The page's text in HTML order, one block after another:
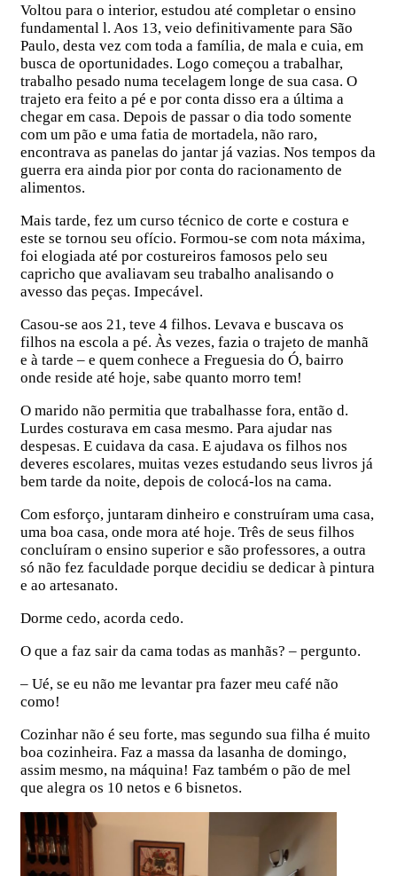
Voltou para o interior, estudou até completar o ensino
fundamental l. Aos 13, veio definitivamente para São
Paulo, desta vez com toda a família, de mala e cuia, em
busca de oportunidades. Logo começou a trabalhar,
trabalho pesado numa tecelagem longe de sua casa. O
trajeto era feito a pé e por conta disso era a última a
chegar em casa. Depois de passar o dia todo somente
com um pão e uma fatia de mortadela, não raro,
encontrava as panelas do jantar já vazias. Nos tempos da
guerra era ainda pior por conta do racionamento de
alimentos.
Mais tarde, fez um curso técnico de corte e costura e
este se tornou seu ofício. Formou-se com nota máxima,
foi elogiada até por costureiros famosos pelo seu
capricho que avaliavam seu trabalho analisando o
avesso das peças. Impecável.
Casou-se aos 21, teve 4 filhos. Levava e buscava os
filhos na escola a pé. Às vezes, fazia o trajeto de manhã
e à tarde – e quem conhece a Freguesia do Ó, bairro
onde reside até hoje, sabe quanto morro tem!
O marido não permitia que trabalhasse fora, então d.
Lurdes costurava em casa mesmo. Para ajudar nas
despesas. E cuidava da casa. E ajudava os filhos nos
deveres escolares, muitas vezes estudando seus livros já
bem tarde da noite, depois de colocá-los na cama.
Com esforço, juntaram dinheiro e construíram uma casa,
uma boa casa, onde mora até hoje. Três de seus filhos
concluíram o ensino superior e são professores, a outra
só não fez faculdade porque decidiu se dedicar à pintura
e ao artesanato.
Dorme cedo, acorda cedo.
O que a faz sair da cama todas as manhãs? – pergunto.
– Ué, se eu não me levantar pra fazer meu café não
como!
Cozinhar não é seu forte, mas segundo sua filha é muito
boa cozinheira. Faz a massa da lasanha de domingo,
assim mesmo, na máquina! Faz também o pão de mel
que alegra os 10 netos e 6 bisnetos.